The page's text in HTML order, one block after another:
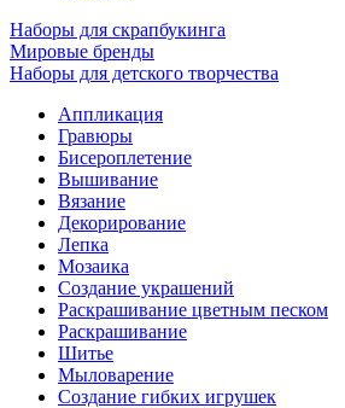
Наборы для скрапбукинга
Мировые бренды
Наборы для детского творчества
Аппликация
Гравюры
Бисероплетение
Вышивание
Вязание
Декорирование
Лепка
Мозаика
Создание украшений
Раскрашивание цветным песком
Раскрашивание
Шитье
Мыловарение
Создание гибких игрушек